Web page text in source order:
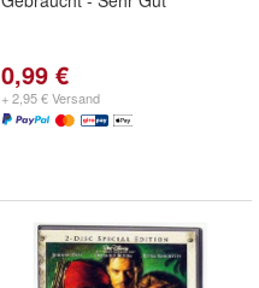
0,99 €
+ 2,95 € Versand